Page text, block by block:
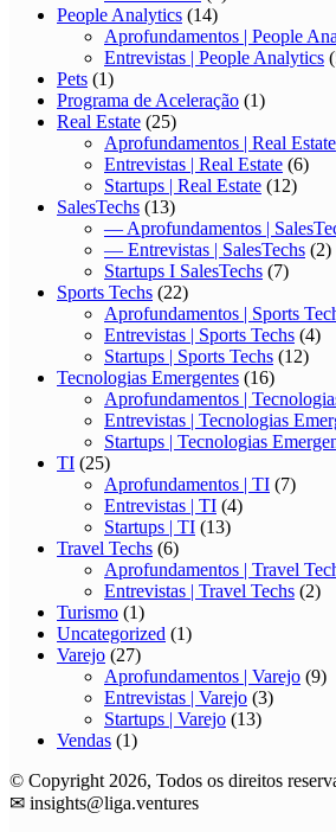
People Analytics (14)
Aprofundamentos | People
Entrevistas | People Analytics
Pets (1)
Programa de Aceleração (1)
Real Estate (25)
Aprofundamentos | Real Estate
Entrevistas | Real Estate (6)
Startups | Real Estate (12)
SalesTechs (13)
— Aprofundamentos |
— Entrevistas | SalesTechs (2)
Startups I SalesTechs (7)
Sports Techs (22)
Aprofundamentos | Sports
Entrevistas | Sports Techs (4)
Startups | Sports Techs (12)
Tecnologias Emergentes (16)
Aprofundamentos |
Entrevistas | Tecnologias
Startups | Tecnologias
TI (25)
Aprofundamentos | TI (7)
Entrevistas | TI (4)
Startups | TI (13)
Travel Techs (6)
Aprofundamentos | Travel
Entrevistas | Travel Techs (2)
Turismo (1)
Uncategorized (1)
Varejo (27)
Aprofundamentos | Varejo (9)
Entrevistas | Varejo (3)
Startups | Varejo (13)
Vendas (1)
© Copyright 2026, Todos os direitos
✉ insights@liga.ventures